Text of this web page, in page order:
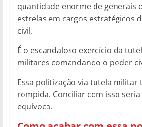
quantidade enorme de generais
estrelas em cargos estratégicos
civil.
É o escandaloso exercício da
militares comandando o poder
Essa politização via tutela militar
rompida. Conciliar com isso
equívoco.